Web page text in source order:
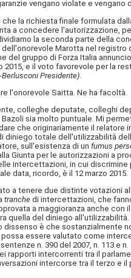
vengano violate e vengano
la richiesta finale formulata
a concedere
la seconda parte della
dell'onorevole Marotta nel
del gruppo di Forza Italia
e il voto favorevole per la
Presidente)
l'onorevole Saitta. Ne ha facoltà.
colleghe deputate, colleghi
sia molto puntuale. Mi
che originariamente il
diniego totale dell'utilizzabilità
sull'esistenza di unfumus
Giunta per le autorizzazioni a
intercettazioni, in cui
data, ricordo, è il 12 marzo 2015.
a tenere due distinte votazioni
tranche di intercettazioni, che
a maggioranza anche
quella del diniego
dissenso è che sostanzialmente
essere valutato come
n. 390 del 2007, n. 113 e
rapporti intercorrenti tra il
intercorse tra il terzo e